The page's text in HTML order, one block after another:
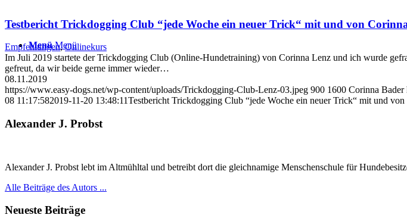
Menü Menü
Testbericht Trickdogging Club “jede Woche ein neuer Trick“ mit und von
Empfehlungen,Onlinekurs
Im Juli 2019 startete der Trickdogging Club (Online-Hundetraining) von Corinna Lenz und ich wurde
gefreut, da wir beide gerne immer wieder…
08.11.2019
https://www.easy-dogs.net/wp-content/uploads/Trickdogging-Club-Lenz-03.jpeg 900 1600 Corinna Bader
08 11:17:582019-11-20 13:48:11Testbericht Trickdogging Club “jede Woche ein neuer Trick“ mit und
Alexander J. Probst
Alexander J. Probst lebt im Altmühltal und betreibt dort die gleichnamige Menschenschule für
Alle Beiträge des Autors ...
Neueste Beiträge